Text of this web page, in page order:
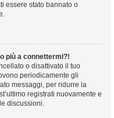
essere stato bannato o
più a connettermi?!
o disattivato il tuo
periodicamente gli
messaggi, per ridurre la
registrati nuovamente e
discussioni.